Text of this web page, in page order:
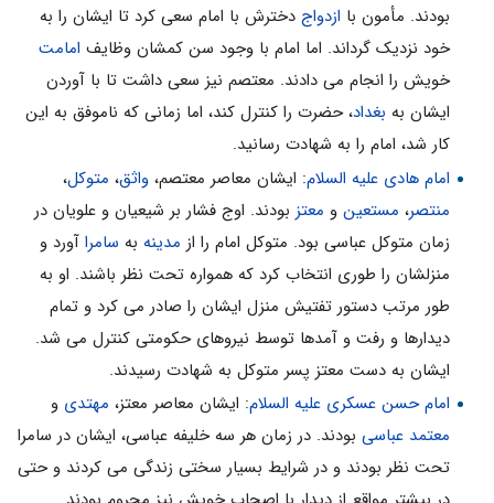
بودند. مأمون با ازدواجدخترش با امام سعی کرد تا ایشان را به
خود نزدیک گرداند. اما امام با وجود سن کمشان وظایف امامت
خویش را انجام می دادند. معتصم نیز سعی داشت تا با آوردن
ایشان به بغداد، حضرت را کنترل کند، اما زمانی که ناموفق به این
کار شد، امام را به شهادت رسانید.
امام هادی علیه السلام: ایشان معاصر معتصم، واثق، متوکل،
منتصر، مستعینو معتزبودند. اوج فشار بر شیعیان و علویان در
زمان متوکل عباسی بود. متوکل امام را از مدینهبه سامراآورد و
منزلشان را طوری انتخاب کرد که همواره تحت نظر باشند. او به
طور مرتب دستور تفتیش منزل ایشان را صادر می کرد و تمام
دیدارها و رفت و آمدها توسط نیروهای حکومتی کنترل می شد.
ایشان به دست معتز پسر متوکل به شهادت رسیدند.
امام حسن عسکری علیه السلام: ایشان معاصر معتز، مهتدی و
معتمد عباسیبودند. در زمان هر سه خلیفه عباسی، ایشان در سامرا
تحت نظر بودند و در شرایط بسیار سختی زندگی می کردند و حتی